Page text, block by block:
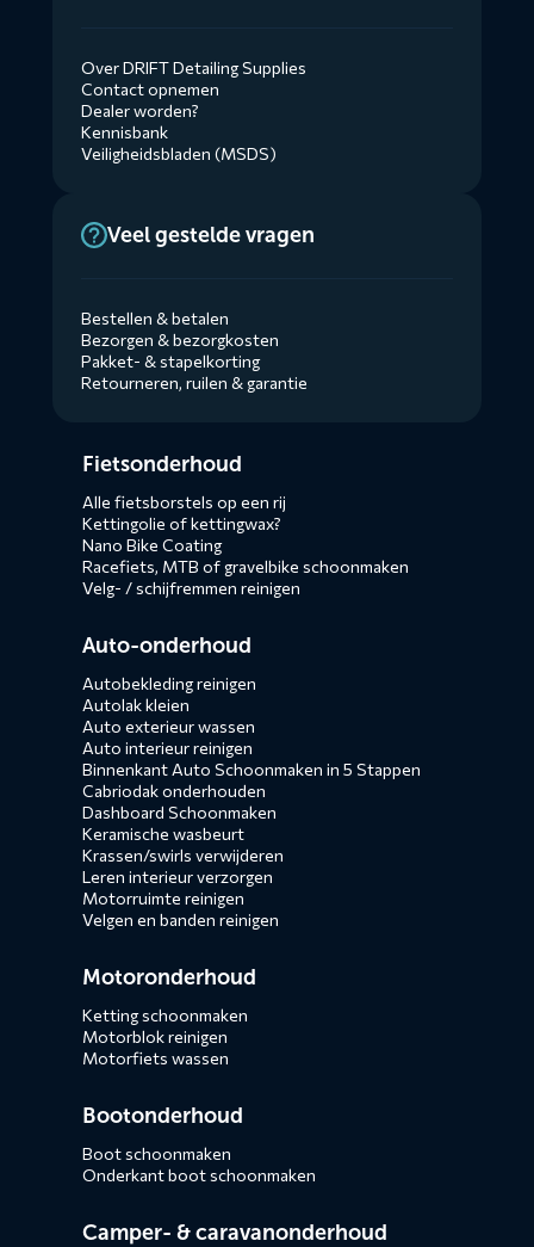
Over DRIFT Detailing Supplies
Contact opnemen
Dealer worden?
Kennisbank
Veiligheidsbladen (MSDS)
Veel gestelde vragen
Bestellen & betalen
Bezorgen & bezorgkosten
Pakket- & stapelkorting
Retourneren, ruilen & garantie
menusFietsonderhoud
Alle fietsborstels op een rij
Kettingolie of kettingwax?
Nano Bike Coating
Racefiets, MTB of gravelbike schoonmaken
Velg- / schijfremmen reinigen
Auto-onderhoud
Autobekleding reinigen
Autolak kleien
Auto exterieur wassen
Auto interieur reinigen
Binnenkant Auto Schoonmaken in 5 Stappen
Cabriodak onderhouden
Dashboard Schoonmaken
Keramische wasbeurt
Krassen/swirls verwijderen
Leren interieur verzorgen
Motorruimte reinigen
Velgen en banden reinigen
Motoronderhoud
Ketting schoonmaken
Motorblok reinigen
Motorfiets wassen
Bootonderhoud
Boot schoonmaken
Onderkant boot schoonmaken
Camper- & caravanonderhoud